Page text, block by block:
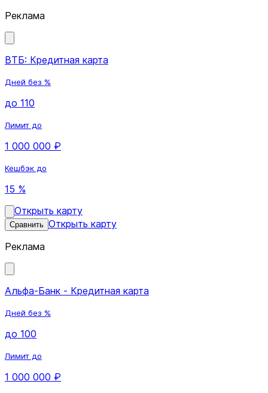
Реклама
ВТБ: Кредитная карта
Дней без %
до 110
Лимит до
1 000 000 ₽
Кешбэк до
15 %
Открыть карту
Сравнить Открыть карту
Реклама
Альфа-Банк - Кредитная карта
Дней без %
до 100
Лимит до
1 000 000 ₽